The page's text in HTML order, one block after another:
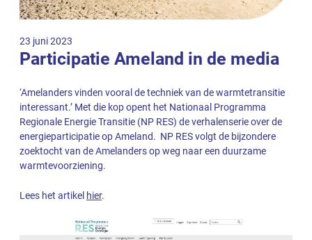
23 juni 2023
Participatie Ameland in de media
‘Amelanders vinden vooral de techniek van de warmtetransitie
interessant.’ Met die kop opent het Nationaal Programma
Regionale Energie Transitie (NP RES) de verhalenserie over de
energieparticipatie op Ameland. NP RES volgt de bijzondere
zoektocht van de Amelanders op weg naar een duurzame
warmtevoorziening.
Lees het artikel hier.